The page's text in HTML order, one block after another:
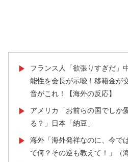
▶
フランス人「欲張りすぎだ」
能性を会長が示唆！移籍金が
音がこれ！【海外の反応】
▶
アメリカ「お前らの国でしか
る？」日本「納豆」
▶
海外「海外発祥なのに、今で
て何？その逆も教えて！」（